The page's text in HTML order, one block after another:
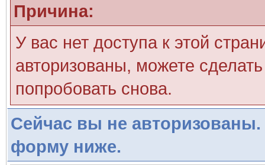
Причина:
У вас нет доступа к этой
авторизованы, можете
попробовать снова.
Сейчас вы не авторизованы.
форму ниже.